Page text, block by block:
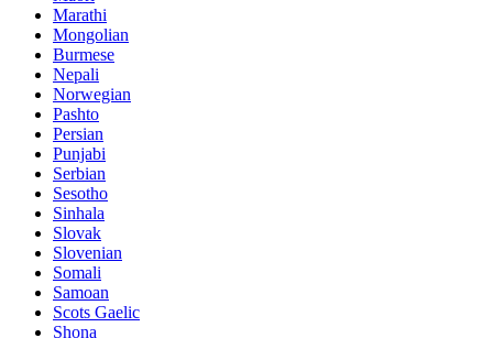
Marathi
Mongolian
Burmese
Nepali
Norwegian
Pashto
Persian
Punjabi
Serbian
Sesotho
Sinhala
Slovak
Slovenian
Somali
Samoan
Scots Gaelic
Shona